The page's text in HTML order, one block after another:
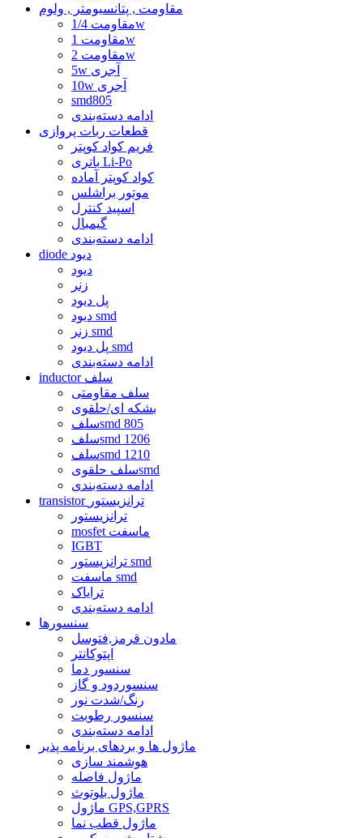
مقاومت , پتانسیومتر , ولوم
مقاومت 1/4w
مقاومت 1w
مقاومت 2w
5w آجری
10w آجری
smd805
ادامه دسته‌بندی
قطعات ربات پروازی
فریم کواد کوپتر
باتری Li-Po
کواد کوپتر آماده
موتور براشلس
اسپید کنترل
گیمبال
ادامه دسته‌بندی
diode دیود
دیود
زنر
پل دیود
دیود smd
زنر smd
پل دیود smd
ادامه دسته‌بندی
inductor سلف
سلف مقاومتی
بشکه ای/حلقوی
سلفsmd 805
سلفsmd 1206
سلفsmd 1210
سلف حلقویsmd
ادامه دسته‌بندی
transistor ترانزیستور
ترانزیستور
mosfet ماسفت
IGBT
ترانزیستور smd
ماسفت smd
ترایاک
ادامه دسته‌بندی
سنسورها
مادون قرمز,فتوسل
اپتوکانتر
سنسور دما
سنسوردود و گاز
رنگ/شدت نور
سنسور رطوبت
ادامه دسته‌بندی
ماژول ها و بردهای برنامه پذیر
هوشمند سازی
ماژول فاصله
ماژول بلوتوث
ماژول GPS,GPRS
ماژول قطب نما